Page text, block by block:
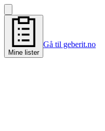
Mine lister
Gå til geberit.no